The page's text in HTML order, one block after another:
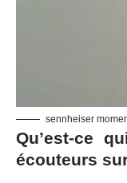
sennheiser
Qu’est-ce
écouteurs